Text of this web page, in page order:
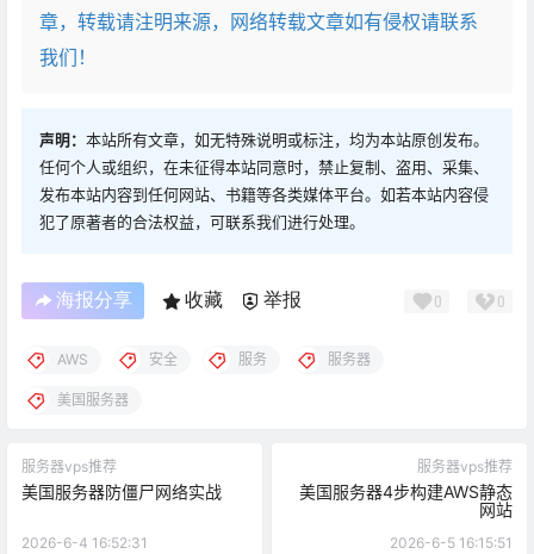
章，转载请注明来源，网络转载文章如有侵权请联系
我们！
声明： 本站所有文章，如无特殊说明或标注，均为本站原创发布。
任何个人或组织，在未征得本站同意时，禁止复制、盗用、采集、
发布本站内容到任何网站、书籍等各类媒体平台。如若本站内容侵
犯了原著者的合法权益，可联系我们进行处理。
海报分享 收藏 举报 0 0
AWS 安全 服务 服务器
美国服务器
服务器vps推荐
美国服务器防僵尸网络实战
2026-6-4 16:52:31
服务器vps推荐
美国服务器4步构建AWS静态
网站
2026-6-5 16:15:51